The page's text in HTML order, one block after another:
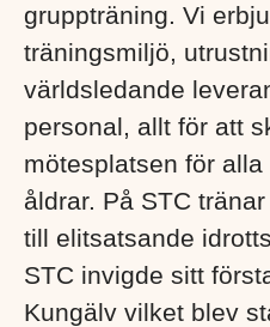
gruppträning. Vi
träningsmiljö,
världsledande
personal, allt för att
mötesplatsen för
åldrar. På STC
till elitsatsande
STC invigde sitt
Kungälv vilket blev